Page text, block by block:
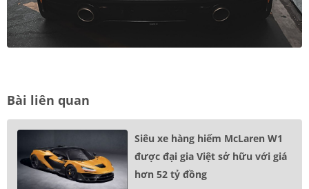
Bài liên quan
Siêu xe hàng hiếm McLaren W1
được đại gia Việt sở hữu với giá
hơn 52 tỷ đồng